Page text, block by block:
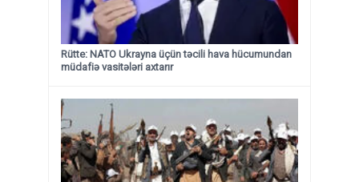
Rütte: NATO Ukrayna üçün təcili hava hücumundan
müdafiə vasitələri axtarır